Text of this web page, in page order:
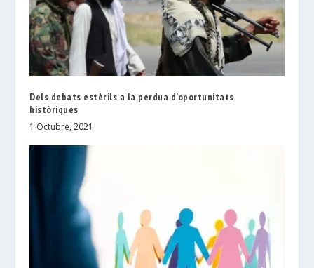
Dels debats estèrils a la perdua d’oportunitats
històriques
1 Octubre, 2021